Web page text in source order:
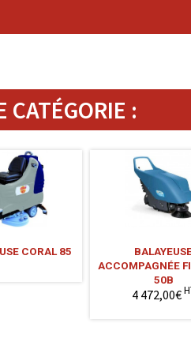
CATÉGORIE :
CORAL 85
ACCOMPAGNÉE
50B
4 472,00€